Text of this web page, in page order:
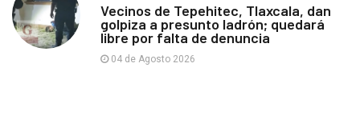
Vecinos de Tepehitec, Tlaxcala, dan
golpiza a presunto ladrón; quedará
libre por falta de denuncia
04 de Agosto 2026